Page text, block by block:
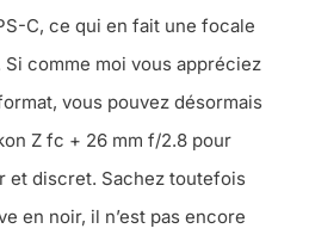
C, ce qui en fait une focale
comme moi vous appréciez
vous pouvez désormais
Z fc + 26 mm f/2.8 pour
et discret. Sachez toutefois
en noir, il n’est pas encore